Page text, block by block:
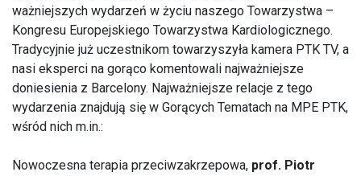
ważniejszych wydarzeń w życiu naszego Towarzystwa –
Kongresu Europejskiego Towarzystwa Kardiologicznego.
Tradycyjnie już uczestnikom towarzyszyła kamera PTK TV, a
nasi eksperci na gorąco komentowali najważniejsze
doniesienia z Barcelony. Najważniejsze relacje z tego
wydarzenia znajdują się w Gorących Tematach na MPE PTK,
wśród nich m.in.:
Nowoczesna terapia przeciwzakrzepowa, prof. Piotr